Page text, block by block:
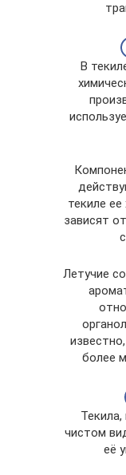
В
текиле
зависят
Летучие
более
чистом
её